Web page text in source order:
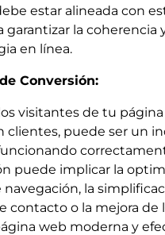
estar alineada con
garantizar la coherencia
en línea.
Conversión:
visitantes de tu
clientes, puede ser un
puede implicar la
la
contacto o la mejora de
web moderna y